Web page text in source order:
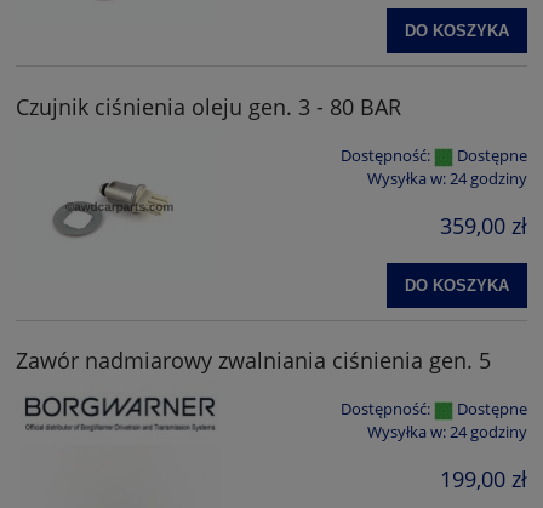
DO KOSZYKA
Czujnik ciśnienia oleju gen. 3 - 80 BAR
Dostępność:
Dostępne
Wysyłka w:24 godziny
359,00 zł
DO KOSZYKA
Zawór nadmiarowy zwalniania ciśnienia gen. 5
Dostępność:
Dostępne
Wysyłka w:24 godziny
199,00 zł